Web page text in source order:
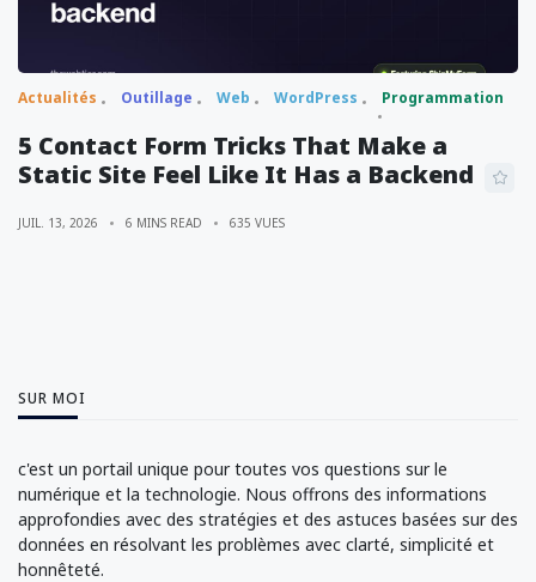
Actualités Outillage Web WordPress Programmation
5 Contact Form Tricks That Make a
Static Site Feel Like It Has a Backend
JUIL. 13, 2026 6 MINS READ 635 VUES
SUR MOI
c'est un portail unique pour toutes vos questions sur le
numérique et la technologie. Nous offrons des informations
approfondies avec des stratégies et des astuces basées sur des
données en résolvant les problèmes avec clarté, simplicité et
honnêteté.